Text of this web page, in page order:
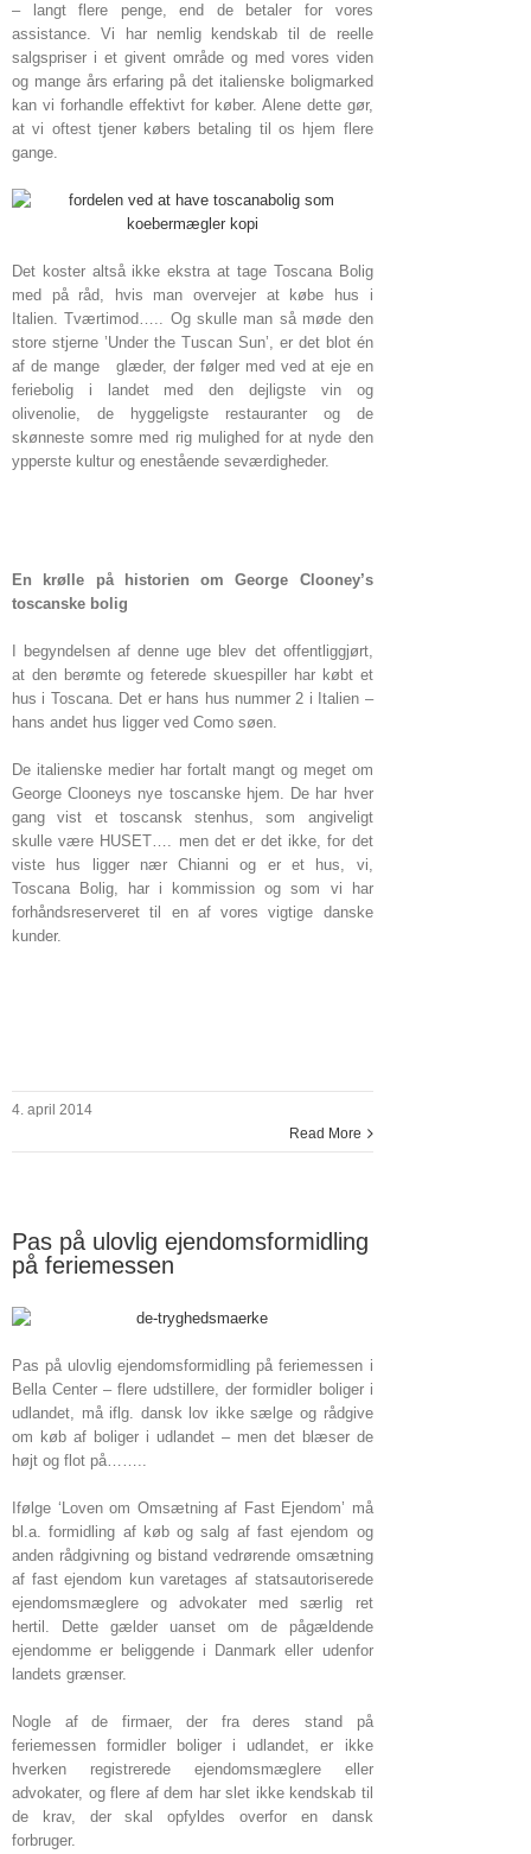
– langt flere penge, end de betaler for vores
assistance. Vi har nemlig kendskab til de reelle
salgspriser i et givent område og med vores viden
og mange års erfaring på det italienske boligmarked
kan vi forhandle effektivt for køber. Alene dette gør,
at vi oftest tjener købers betaling til os hjem flere
gange.
Det koster altså ikke ekstra at tage Toscana Bolig
med på råd, hvis man overvejer at købe hus i
Italien. Tværtimod….. Og skulle man så møde den
store stjerne ’Under the Tuscan Sun’, er det blot én
af de mange glæder, der følger med ved at eje en
feriebolig i landet med den dejligste vin og
olivenolie, de hyggeligste restauranter og de
skønneste somre med rig mulighed for at nyde den
ypperste kultur og enestående seværdigheder.
En krølle på historien om George Clooney’s
toscanske bolig
I begyndelsen af denne uge blev det offentliggjørt,
at den berømte og feterede skuespiller har købt et
hus i Toscana. Det er hans hus nummer 2 i Italien –
hans andet hus ligger ved Como søen.
De italienske medier har fortalt mangt og meget om
George Clooneys nye toscanske hjem. De har hver
gang vist et toscansk stenhus, som angiveligt
skulle være HUSET…. men det er det ikke, for det
viste hus ligger nær Chianni og er et hus, vi,
Toscana Bolig, har i kommission og som vi har
forhåndsreserveret til en af vores vigtige danske
kunder.
4. april 2014
Read More
Pas på ulovlig ejendomsformidling
på feriemessen
Pas på ulovlig ejendomsformidling på feriemessen i
Bella Center – flere udstillere, der formidler boliger i
udlandet, må iflg. dansk lov ikke sælge og rådgive
om køb af boliger i udlandet – men det blæser de
højt og flot på……..
Ifølge ‘Loven om Omsætning af Fast Ejendom’ må
bl.a. formidling af køb og salg af fast ejendom og
anden rådgivning og bistand vedrørende omsætning
af fast ejendom kun varetages af statsautoriserede
ejendomsmæglere og advokater med særlig ret
hertil. Dette gælder uanset om de pågældende
ejendomme er beliggende i Danmark eller udenfor
landets grænser.
Nogle af de firmaer, der fra deres stand på
feriemessen formidler boliger i udlandet, er ikke
hverken registrerede ejendomsmæglere eller
advokater, og flere af dem har slet ikke kendskab til
de krav, der skal opfyldes overfor en dansk
forbruger.